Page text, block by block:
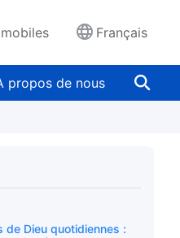
Français
propos de nous
Dieu | Extrait 54
de Dieu quotidiennes :